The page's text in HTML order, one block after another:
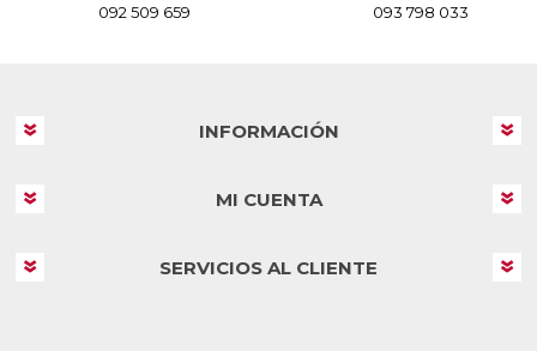
092 509 659
093 798 033
INFORMACIÓN
MI CUENTA
SERVICIOS AL CLIENTE